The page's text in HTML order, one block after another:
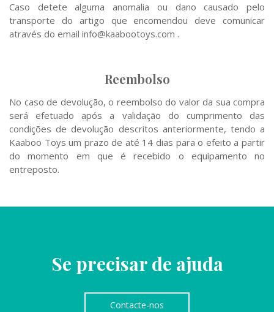
Caso detete alguma anomalia ou dano causado pelo
transporte do artigo que encomendou deve comunicar
através do email info@kaabootoys.com .
Reembolso
No caso de devolução, o reembolso do valor da sua compra
será efetuado após a validação do cumprimento das
condições de devolução descritos anteriormente, tendo a
Kaaboo Toys um prazo de até 14 dias para o efeito a partir
do momento em que é recebido o equipamento no
entreposto.
Se precisar de ajuda
Contacte-nos